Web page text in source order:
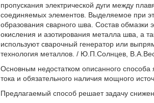
пропускания электрической дуги между
соединяемых элементов. Выделяемое при
образования сварного шва. Состав обмазки
окисления и азотирования металла шва, а
используют сварочный генератор или
технология металлов. / Ю.П.Солнцев,
Основным недостатком описанного способа
тока и обязательного наличия мощного
Предлагаемый способ решает задачу